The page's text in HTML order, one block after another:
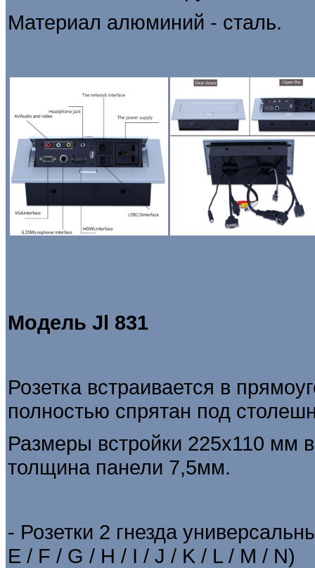
Материал алюминий - сталь.
Модель Jl 831
Розетка встраивается в
полностью спрятан под
Размеры встройки 225х110
толщина панели 7,5мм.
- Розетки 2 гнезда
E / F / G / H / I / J / K / L / M / N)